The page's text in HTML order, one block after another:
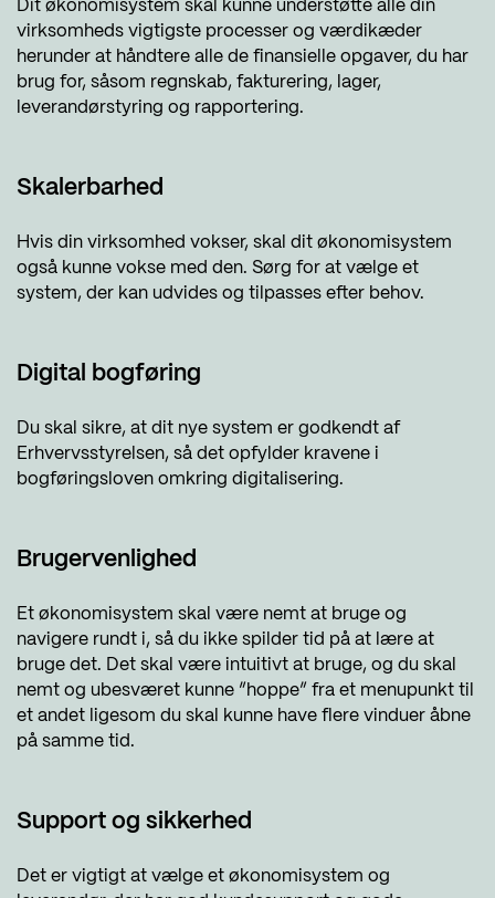
Dit økonomisystem skal kunne understøtte alle din
virksomheds vigtigste processer og værdikæder
herunder at håndtere alle de finansielle opgaver, du har
brug for, såsom regnskab, fakturering, lager,
leverandørstyring og rapportering.
Skalerbarhed
Hvis din virksomhed vokser, skal dit økonomisystem
også kunne vokse med den. Sørg for at vælge et
system, der kan udvides og tilpasses efter behov.
Digital bogføring
Du skal sikre, at dit nye system er godkendt af
Erhvervsstyrelsen, så det opfylder kravene i
bogføringsloven omkring digitalisering.
Brugervenlighed
Et økonomisystem skal være nemt at bruge og
navigere rundt i, så du ikke spilder tid på at lære at
bruge det. Det skal være intuitivt at bruge, og du skal
nemt og ubesværet kunne ”hoppe” fra et menupunkt til
et andet ligesom du skal kunne have flere vinduer åbne
på samme tid.
Support og sikkerhed
Det er vigtigt at vælge et økonomisystem og